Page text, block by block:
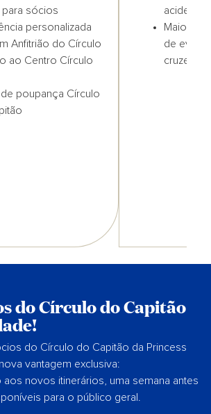
sócios
personalizada
Anfitrião do Círculo
ao Centro Círculo
poupança Círculo
Maior
de
cruzeiro
do Círculo do Capitão
do Círculo do Capitão da Princess
vantagem exclusiva:
novos itinerários, uma semana antes
para o público geral.